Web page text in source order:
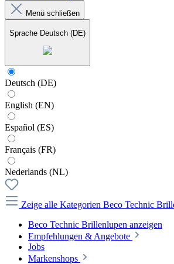
Menü schließen
Sprache Deutsch (DE)
Deutsch (DE)
English (EN)
Español (ES)
Français (FR)
Nederlands (NL)
Zeige alle Kategorien Beco Technic
Beco Technic Brillenlupen anzeigen
Empfehlungen & Angebote
Jobs
Markenshops